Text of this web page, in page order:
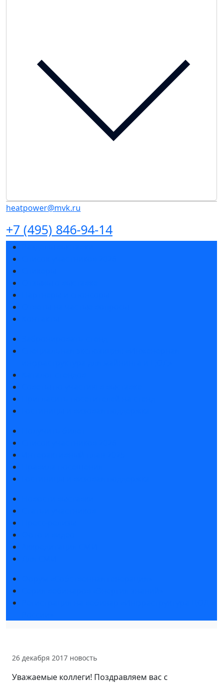
heatpower@mvk.ru
+7 (495) 846-94-14
26 декабря 2017 новость
Уважаемые коллеги! Поздравляем вас с